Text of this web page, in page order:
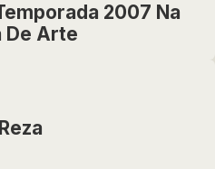
2007 Na
De Arte